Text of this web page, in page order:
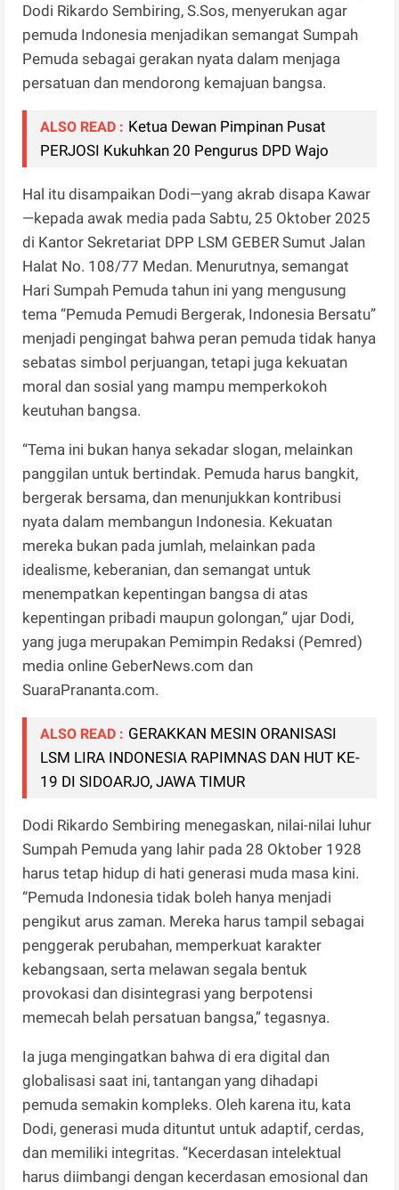
Dodi Rikardo Sembiring, S.Sos, menyerukan agar
pemuda Indonesia menjadikan semangat Sumpah
Pemuda sebagai gerakan nyata dalam menjaga
persatuan dan mendorong kemajuan bangsa.
ALSO READ : Ketua Dewan Pimpinan Pusat
PERJOSI Kukuhkan 20 Pengurus DPD Wajo
Hal itu disampaikan Dodi—yang akrab disapa Kawar
—kepada awak media pada Sabtu, 25 Oktober 2025
di Kantor Sekretariat DPP LSM GEBER Sumut Jalan
Halat No. 108/77 Medan. Menurutnya, semangat
Hari Sumpah Pemuda tahun ini yang mengusung
tema “Pemuda Pemudi Bergerak, Indonesia Bersatu”
menjadi pengingat bahwa peran pemuda tidak hanya
sebatas simbol perjuangan, tetapi juga kekuatan
moral dan sosial yang mampu memperkokoh
keutuhan bangsa.
“Tema ini bukan hanya sekadar slogan, melainkan
panggilan untuk bertindak. Pemuda harus bangkit,
bergerak bersama, dan menunjukkan kontribusi
nyata dalam membangun Indonesia. Kekuatan
mereka bukan pada jumlah, melainkan pada
idealisme, keberanian, dan semangat untuk
menempatkan kepentingan bangsa di atas
kepentingan pribadi maupun golongan,” ujar Dodi,
yang juga merupakan Pemimpin Redaksi (Pemred)
media online GeberNews.com dan
SuaraPrananta.com.
ALSO READ : GERAKKAN MESIN ORANISASI
LSM LIRA INDONESIA RAPIMNAS DAN HUT KE-
19 DI SIDOARJO, JAWA TIMUR
Dodi Rikardo Sembiring menegaskan, nilai-nilai luhur
Sumpah Pemuda yang lahir pada 28 Oktober 1928
harus tetap hidup di hati generasi muda masa kini.
“Pemuda Indonesia tidak boleh hanya menjadi
pengikut arus zaman. Mereka harus tampil sebagai
penggerak perubahan, memperkuat karakter
kebangsaan, serta melawan segala bentuk
provokasi dan disintegrasi yang berpotensi
memecah belah persatuan bangsa,” tegasnya.
Ia juga mengingatkan bahwa di era digital dan
globalisasi saat ini, tantangan yang dihadapi
pemuda semakin kompleks. Oleh karena itu, kata
Dodi, generasi muda dituntut untuk adaptif, cerdas,
dan memiliki integritas. “Kecerdasan intelektual
harus diimbangi dengan kecerdasan emosional dan